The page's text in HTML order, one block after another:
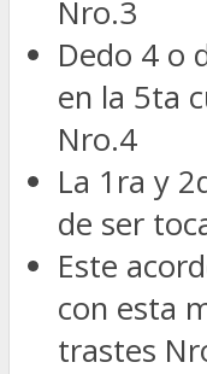
Nro.3
Dedo 4 o
en la 5ta
Nro.4
La 1ra y
de ser
Este
con esta
trastes